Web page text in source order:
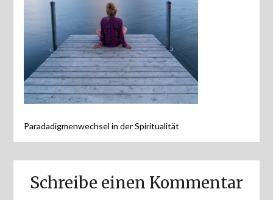
Paradadigmenwechsel in der Spiritualität
Schreibe einen Kommentar